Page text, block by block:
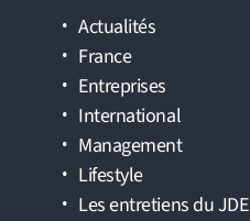
Actualités
France
Entreprises
International
Management
Lifestyle
Les entretiens du JDE